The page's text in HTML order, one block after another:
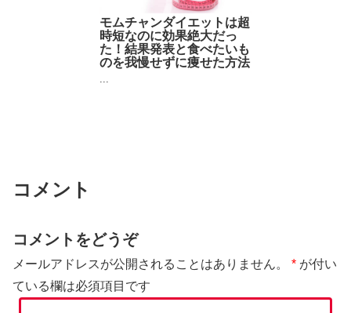
モムチャンダイエットは超
時短なのに効果絶大だっ
た！結果発表と食べたいも
のを我慢せずに痩せた方法
...
コメント
コメントをどうぞ
メールアドレスが公開されることはありません。 * が付い
ている欄は必須項目です